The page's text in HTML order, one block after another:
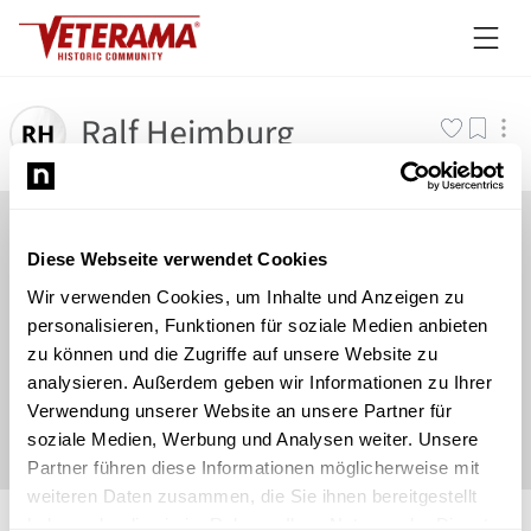
Diese Webseite verwendet Cookies
Wir verwenden Cookies, um Inhalte und Anzeigen zu
personalisieren, Funktionen für soziale Medien anbieten
zu können und die Zugriffe auf unsere Website zu
analysieren. Außerdem geben wir Informationen zu Ihrer
Verwendung unserer Website an unsere Partner für
soziale Medien, Werbung und Analysen weiter. Unsere
Partner führen diese Informationen möglicherweise mit
weiteren Daten zusammen, die Sie ihnen bereitgestellt
Ralf Heimburg
©Newsload /System